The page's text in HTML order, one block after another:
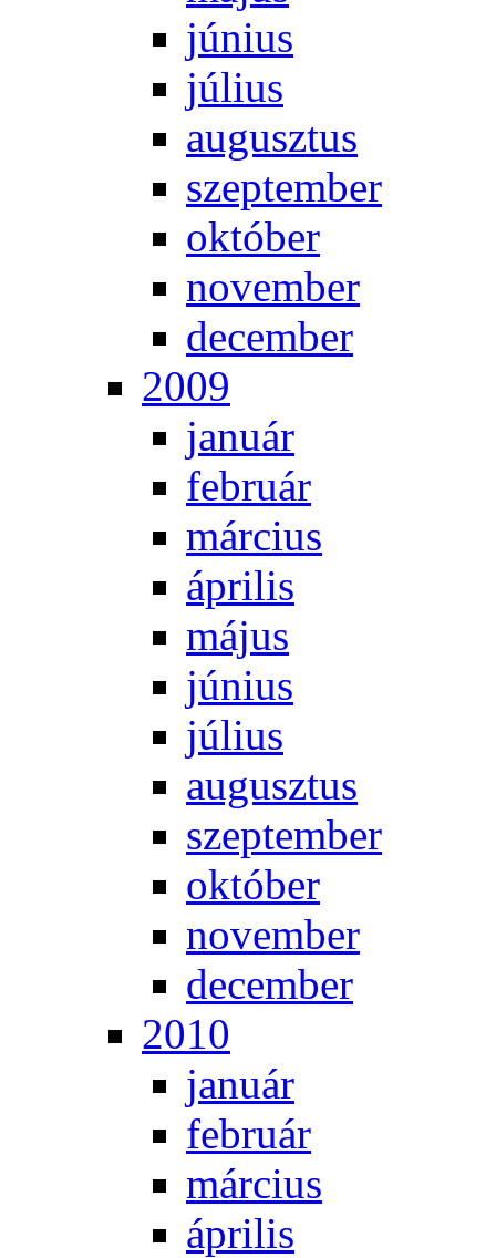
jú­ni­us
jú­li­us
au­gusz­tus
szep­tem­ber
ok­tó­ber
no­vem­ber
de­cem­ber
2009
ja­nu­ár
feb­ru­ár
már­ci­us
áp­ri­lis
má­jus
jú­ni­us
jú­li­us
au­gusz­tus
szep­tem­ber
ok­tó­ber
no­vem­ber
de­cem­ber
2010
ja­nu­ár
feb­ru­ár
már­ci­us
áp­ri­lis